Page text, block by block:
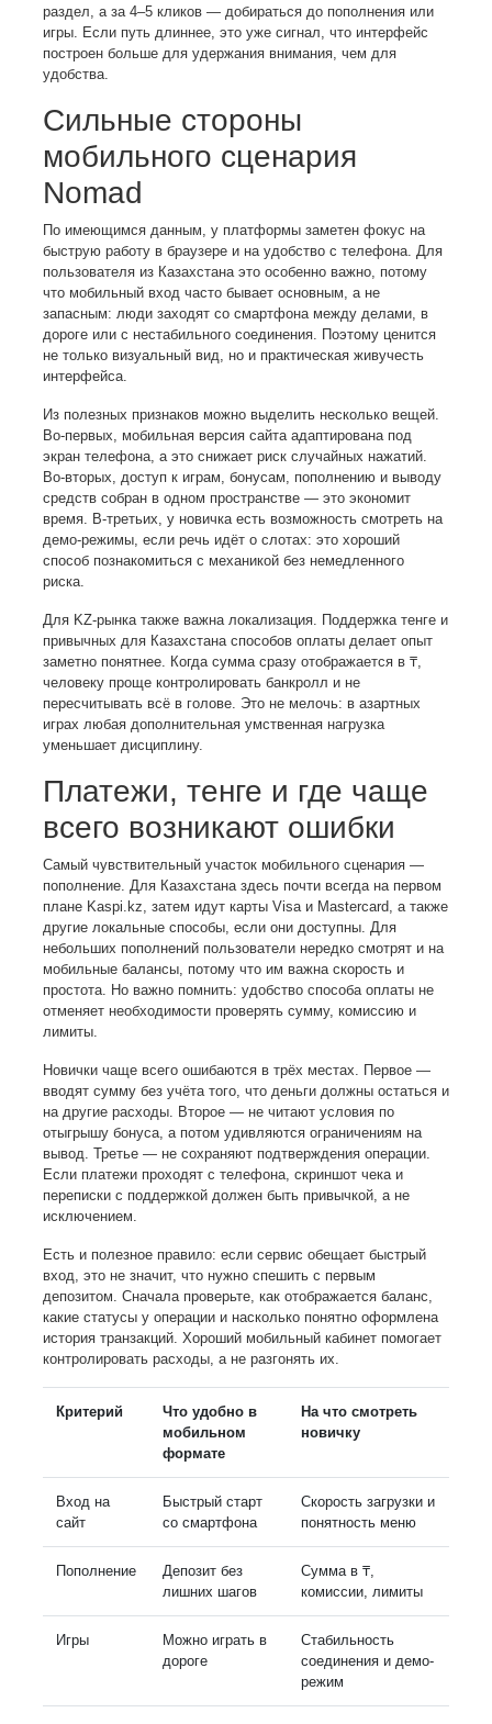
раздел, а за 4–5 кликов — добираться до пополнения или
игры. Если путь длиннее, это уже сигнал, что интерфейс
построен больше для удержания внимания, чем для
удобства.
Сильные стороны
мобильного сценария
Nomad
По имеющимся данным, у платформы заметен фокус на
быструю работу в браузере и на удобство с телефона. Для
пользователя из Казахстана это особенно важно, потому
что мобильный вход часто бывает основным, а не
запасным: люди заходят со смартфона между делами, в
дороге или с нестабильного соединения. Поэтому ценится
не только визуальный вид, но и практическая живучесть
интерфейса.
Из полезных признаков можно выделить несколько вещей.
Во-первых, мобильная версия сайта адаптирована под
экран телефона, а это снижает риск случайных нажатий.
Во-вторых, доступ к играм, бонусам, пополнению и выводу
средств собран в одном пространстве — это экономит
время. В-третьих, у новичка есть возможность смотреть на
демо-режимы, если речь идёт о слотах: это хороший
способ познакомиться с механикой без немедленного
риска.
Для KZ-рынка также важна локализация. Поддержка тенге и
привычных для Казахстана способов оплаты делает опыт
заметно понятнее. Когда сумма сразу отображается в ₸,
человеку проще контролировать банкролл и не
пересчитывать всё в голове. Это не мелочь: в азартных
играх любая дополнительная умственная нагрузка
уменьшает дисциплину.
Платежи, тенге и где чаще
всего возникают ошибки
Самый чувствительный участок мобильного сценария —
пополнение. Для Казахстана здесь почти всегда на первом
плане Kaspi.kz, затем идут карты Visa и Mastercard, а также
другие локальные способы, если они доступны. Для
небольших пополнений пользователи нередко смотрят и на
мобильные балансы, потому что им важна скорость и
простота. Но важно помнить: удобство способа оплаты не
отменяет необходимости проверять сумму, комиссию и
лимиты.
Новички чаще всего ошибаются в трёх местах. Первое —
вводят сумму без учёта того, что деньги должны остаться и
на другие расходы. Второе — не читают условия по
отыгрышу бонуса, а потом удивляются ограничениям на
вывод. Третье — не сохраняют подтверждения операции.
Если платежи проходят с телефона, скриншот чека и
переписки с поддержкой должен быть привычкой, а не
исключением.
Есть и полезное правило: если сервис обещает быстрый
вход, это не значит, что нужно спешить с первым
депозитом. Сначала проверьте, как отображается баланс,
какие статусы у операции и насколько понятно оформлена
история транзакций. Хороший мобильный кабинет помогает
контролировать расходы, а не разгонять их.
Критерий
Что удобно в
мобильном
формате
На что смотреть
новичку
Вход на
сайт
Быстрый старт
со смартфона
Скорость загрузки и
понятность меню
Пополнение
Депозит без
лишних шагов
Сумма в ₸,
комиссии, лимиты
Игры
Можно играть в
дороге
Стабильность
соединения и демо-
режим